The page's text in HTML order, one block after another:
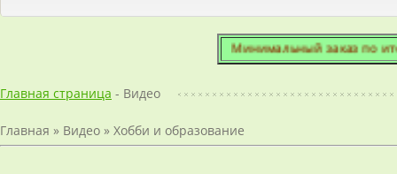
Минимальный заказ по
Главная страница - Видео
Главная » Видео » Хобби и образование